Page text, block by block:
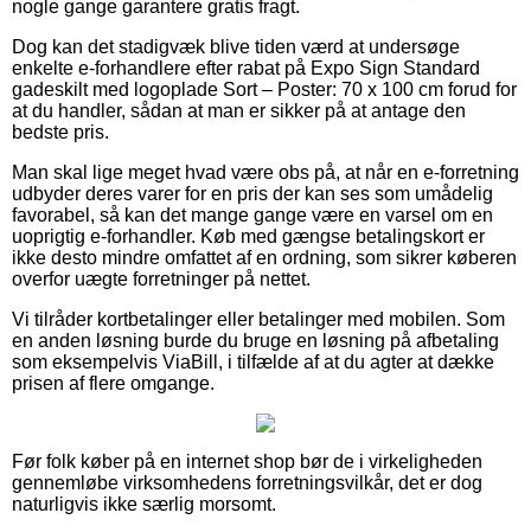
nogle gange garantere gratis fragt.
Dog kan det stadigvæk blive tiden værd at undersøge
enkelte e-forhandlere efter rabat på Expo Sign Standard
gadeskilt med logoplade Sort – Poster: 70 x 100 cm forud for
at du handler, sådan at man er sikker på at antage den
bedste pris.
Man skal lige meget hvad være obs på, at når en e-forretning
udbyder deres varer for en pris der kan ses som umådelig
favorabel, så kan det mange gange være en varsel om en
uoprigtig e-forhandler. Køb med gængse betalingskort er
ikke desto mindre omfattet af en ordning, som sikrer køberen
overfor uægte forretninger på nettet.
Vi tilråder kortbetalinger eller betalinger med mobilen. Som
en anden løsning burde du bruge en løsning på afbetaling
som eksempelvis ViaBill, i tilfælde af at du agter at dække
prisen af flere omgange.
Før folk køber på en internet shop bør de i virkeligheden
gennemløbe virksomhedens forretningsvilkår, det er dog
naturligvis ikke særlig morsomt.